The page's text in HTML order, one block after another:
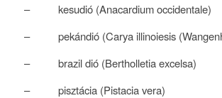
– kesudió (Anacardium occidentale)
– pekándió (Carya illinoiesis
– brazil dió (Bertholletia excelsa)
– pisztácia (Pistacia vera)